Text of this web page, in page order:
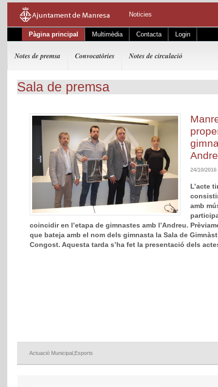
Noticies
Pàgina principal Multimèdia Contacta Login
Notes de premsa Convocatòries Notes de circulació
Sala de premsa
24/10/2016
L’acte
amb
coincidir en l’etapa de gimnastes amb l’Andreu.
que bateja amb el nom dels gimnasta la Sala de
Congost. Aquesta tarda s’ha fet la presentació dels
Actuació Municipal Esports